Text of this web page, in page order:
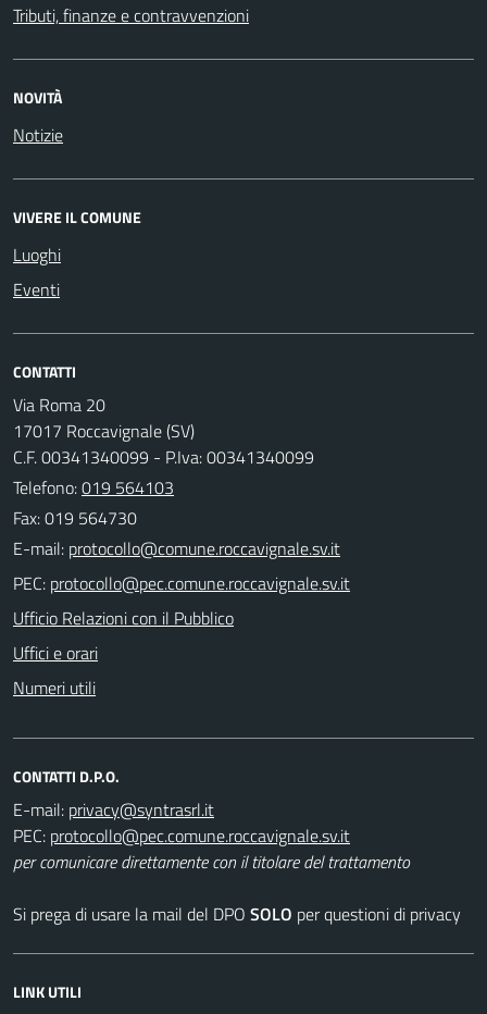
Tributi, finanze e contravvenzioni
NOVITÀ
Notizie
VIVERE IL COMUNE
Luoghi
Eventi
CONTATTI
Via Roma 20
17017 Roccavignale (SV)
C.F. 00341340099 - P.Iva: 00341340099
Telefono:019 564103
Fax: 019 564730
E-mail:
PEC:
Ufficio Relazioni con il Pubblico
Uffici e orari
Numeri utili
CONTATTI D.P.O.
E-mail:
PEC:
per comunicare direttamente con il titolare del trattamento
Si prega di usare la mail del DPO SOLO per questioni di privacy
LINK UTILI